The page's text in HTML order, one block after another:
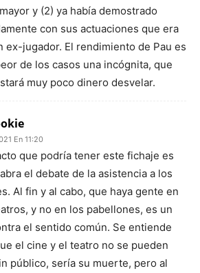
y (2) ya había demostrado
con sus actuaciones que era
ex-jugador. El rendimiento de Pau es
de los casos una incógnita, que
muy poco dinero desvelar.
En 11:20
que podría tener este fichaje es
el debate de la asistencia a los
Al fin y al cabo, que haya gente en
y no en los pabellones, es un
el sentido común. Se entiende
el cine y el teatro no se pueden
público, sería su muerte, pero al